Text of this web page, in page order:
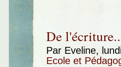
De
Par Eveline,
Ecole et